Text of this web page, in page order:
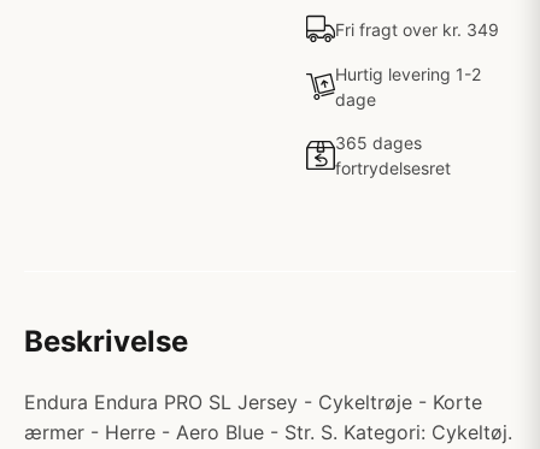
Fri fragt over kr. 349
Hurtig levering 1-2
dage
365 dages
fortrydelsesret
Beskrivelse
Endura Endura PRO SL Jersey - Cykeltrøje - Korte
ærmer - Herre - Aero Blue - Str. S. Kategori: Cykeltøj.